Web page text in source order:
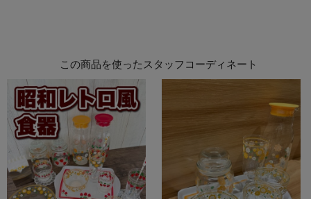
この商品を使ったスタッフコーディネート